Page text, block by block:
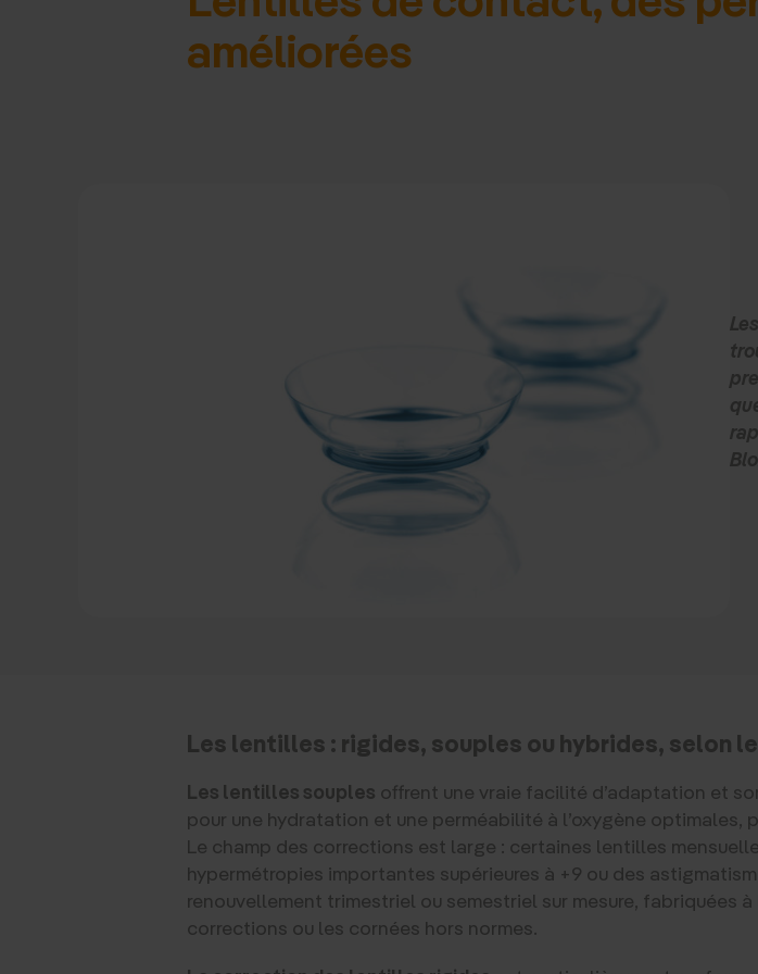
améliorées
Les lentilles : rigides, souples ou hybrides, selon
Les lentilles souples offrent une vraie facilité d’adaptation et
pour une hydratation et une perméabilité à l’oxygène
Le champ des corrections est large : certaines lentilles
hypermétropies importantes supérieures à +9 ou des
renouvellement trimestriel ou semestriel sur mesure, fabriquées
corrections ou les cornées hors normes.